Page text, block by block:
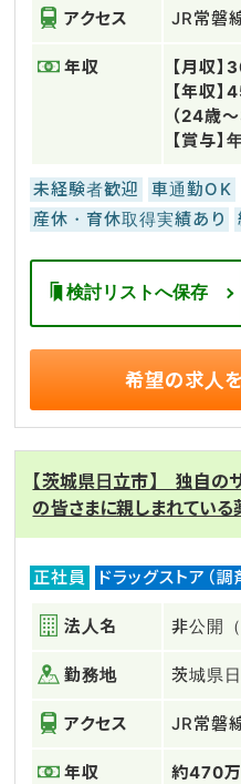
アクセス JR常磐
年収
【月収
【年収
（24歳
【賞与
未経験者歓迎 車通勤OK
産休・育休取得実績あり
検討リストへ保存
希望の求人
【茨城県日立市】 独自の
の皆さまに親しまれてい
正社員 ドラッグストア（調
法人名 非公開
勤務地 茨城県
アクセス JR常磐
年収 約470